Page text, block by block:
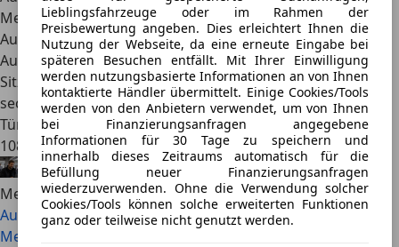
Lieblingsfahrzeuge oder im Rahmen der
Preisbewertung angeben. Dies erleichtert Ihnen die
Nutzung der Webseite, da eine erneute Eingabe bei
späteren Besuchen entfällt. Mit Ihrer Einwilligung
werden nutzungsbasierte Informationen an von Ihnen
kontaktierte Händler übermittelt. Einige Cookies/Tools
werden von den Anbietern verwendet, um von Ihnen
bei Finanzierungsanfragen angegebene
Informationen für 30 Tage zu speichern und
innerhalb dieses Zeitraums automatisch für die
Befüllung neuer Finanzierungsanfragen
wiederzuverwenden. Ohne die Verwendung solcher
Cookies/Tools können solche erweiterten Funktionen
ganz oder teilweise nicht genutzt werden.
Mercedes GLS an
Audi erweitert sein SUV-Portfolio nach oben. Der neue
Audi Q9 ist 5,31 Meter lang, bietet serienmäßig sieben
Sitze und startet als V6-Diesel mit 299 PS. Optional gibt es
sechs elektrisch verstellbare Einzelsitze, automatische
Türen und ein 4D-Soundsystem. Die Preise starten bei
108.400 Euro.
Alexander Nocker
·29.07.2026 ·6 Min. Lesezeit
Mehr lesen
Audi Q9 (2026): Das XXL-Flaggschiff greift BMW X7 und
Mercedes GLS an